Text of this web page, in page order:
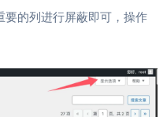
要的列进行屏蔽即可，操作